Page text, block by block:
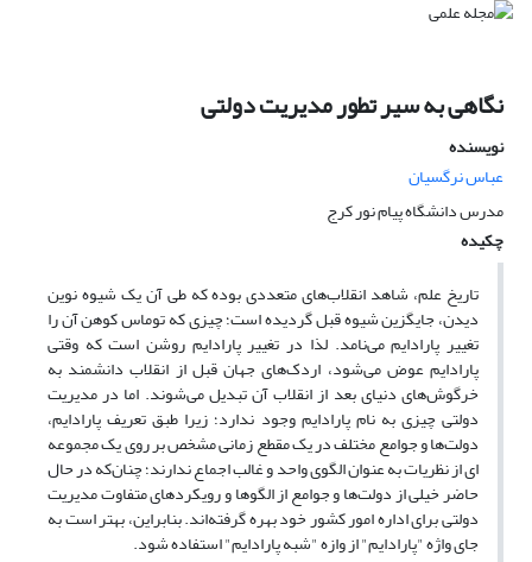
نگاهی به سیر تطور مدیریت دولتی
نویسنده
عباس نرگسیان
مدرس دانشگاه پیام نور کرج
چکیده
تاریخ علم، شاهد انقلاب‌های متعددی بوده که طی آن یک شیوه نوین
دیدن، جایگزین شیوه قبل گردیده است؛ چیزی که توماس کوهن آن را
تغییر پارادایم می‌نامد. لذا در تغییر پارادایم روشن است که وقتی
پارادایم عوض می‌شود، اردک‌های جهان قبل از انقلاب دانشمند به
خرگوش‌های دنیای بعد از انقلاب آن تبدیل می‌شوند. اما در مدیریت
دولتی چیزی به نام پارادایم وجود ندارد؛ زیرا طبق تعریف پارادایم،
دولت‌ها و جوامع مختلف در یک مقطع زمانی مشخص بر روی یک مجموعه
ای از نظریات به عنوان الگوی واحد و غالب اجماع ندارند؛ چنان‌که در حال
حاضر خیلی از دولت‌ها و جوامع از الگوها و رویکردهای متفاوت مدیریت
دولتی برای اداره امور کشور خود بهره گرفته‌اند. بنابراین، بهتر است به
جای واژه "پارادایم" از وازه "شبه پارادایم" استفاده شود.